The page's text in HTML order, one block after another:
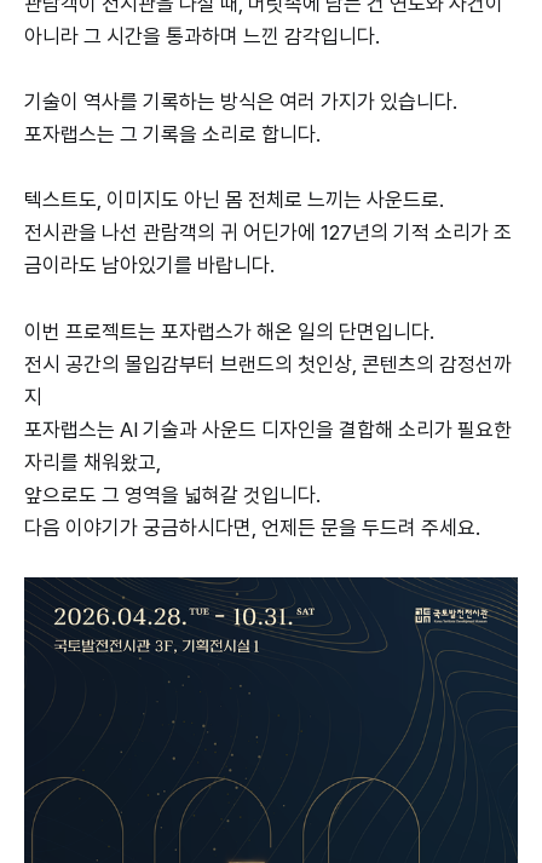
아니라 그 시간을 통과하며 느낀 감각입니다.
기술이 역사를 기록하는 방식은 여러 가지가 있습니다.
포자랩스는 그 기록을 소리로 합니다.
텍스트도, 이미지도 아닌 몸 전체로 느끼는 사운드로.
전시관을 나선 관람객의 귀 어딘가에 127년의 기적 소리가 조
금이라도 남아있기를 바랍니다.
이번 프로젝트는 포자랩스가 해온 일의 단면입니다.
전시 공간의 몰입감부터 브랜드의 첫인상, 콘텐츠의 감정선까
지
포자랩스는 AI 기술과 사운드 디자인을 결합해 소리가 필요한
자리를 채워왔고,
앞으로도 그 영역을 넓혀갈 것입니다.
다음 이야기가 궁금하시다면, 언제든 문을 두드려 주세요.